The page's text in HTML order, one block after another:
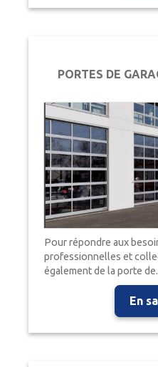
PORTES DE
Pour répondre aux
professionnelles et
également de la porte
En